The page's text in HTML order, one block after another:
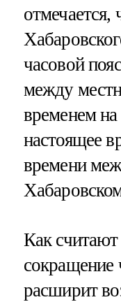
отмечается,
часовой
между
временем
настоящее
времени
Как
сокращение
расширит